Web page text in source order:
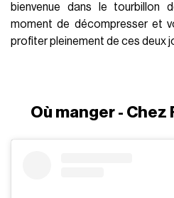
bienvenue dans le tourbillon
moment de décompresser et
profiter pleinement de ces deux
Où manger -